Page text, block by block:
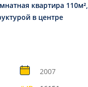
квартира 110м²,
в центре
2007